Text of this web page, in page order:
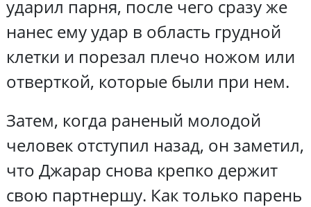
ударил парня, после чего сразу же
нанес ему удар в область грудной
клетки и порезал плечо ножом или
отверткой, которые были при нем.
Затем, когда раненый молодой
человек отступил назад, он заметил,
что Джарар снова крепко держит
свою партнершу. Как только парень